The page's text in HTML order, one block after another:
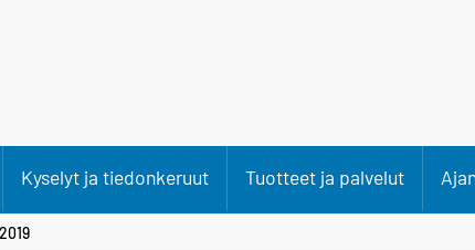
Kyselyt ja tiedonkeruut Tuotteet ja palvelut